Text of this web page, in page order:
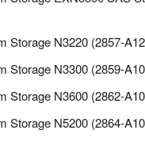
报
报
规划》的通知
Storage N3220 (2857-
Storage N3300 (2859-
Storage N3600 (2862-
Storage N5200 (2864-